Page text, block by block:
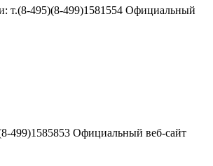
495)(8-499)1581554 Официальный
499)1585853 Официальный веб-сайт